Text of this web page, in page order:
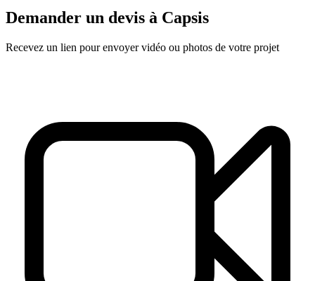
Demander un devis à Capsis
Recevez un lien pour envoyer vidéo ou photos de votre projet